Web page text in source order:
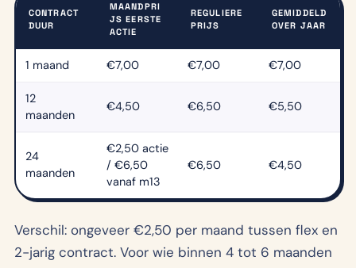
CONTRACT
DUUR
MAANDPRI
JS EERSTE
ACTIE
REGULIERE
PRIJS
GEMIDDELD
OVER JAAR
1 maand €7,00 €7,00 €7,00
12
maanden
€4,50 €6,50 €5,50
24
maanden
€2,50 actie
/ €6,50
vanaf m13
€6,50 €4,50
Verschil: ongeveer €2,50 per maand tussen flex en
2-jarig contract. Voor wie binnen 4 tot 6 maanden